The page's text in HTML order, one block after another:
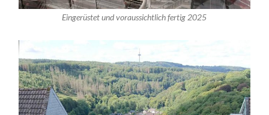
Eingerüstet und voraussichtlich fertig 2025